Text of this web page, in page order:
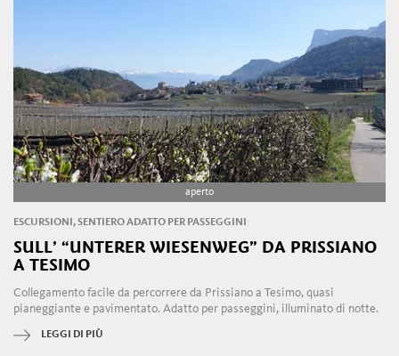
aperto
ESCURSIONI, SENTIERO ADATTO PER PASSEGGINI
SULL’ “UNTERER WIESENWEG” DA PRISSIANO
A TESIMO
Collegamento facile da percorrere da Prissiano a Tesimo, quasi
pianeggiante e pavimentato. Adatto per passeggini, illuminato di notte.
LEGGI DI PIÙ